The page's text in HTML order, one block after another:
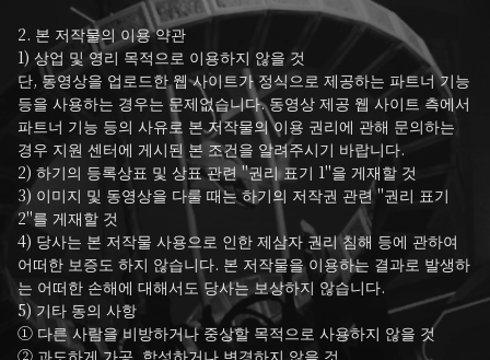
2. 본 저작물의 이용 약관
1) 상업 및 영리 목적으로 이용하지 않을 것
단, 동영상을 업로드한 웹 사이트가 정식으로 제공하는 파트너 기능
등을 사용하는 경우는 문제없습니다. 동영상 제공 웹 사이트 측에서
파트너 기능 등의 사유로 본 저작물의 이용 권리에 관해 문의하는
경우 지원 센터에 게시된 본 조건을 알려주시기 바랍니다.
2) 하기의 등록상표 및 상표 관련 "권리 표기 1"을 게재할 것
3) 이미지 및 동영상을 다룰 때는 하기의 저작권 관련 "권리 표기
2"를 게재할 것
4) 당사는 본 저작물 사용으로 인한 제삼자 권리 침해 등에 관하여
어떠한 보증도 하지 않습니다. 본 저작물을 이용하는 결과로 발생하
는 어떠한 손해에 대해서도 당사는 보상하지 않습니다.
5) 기타 동의 사항
① 다른 사람을 비방하거나 중상할 목적으로 사용하지 않을 것
② 과도하게 가공, 합성하거나 변경하지 않을 것